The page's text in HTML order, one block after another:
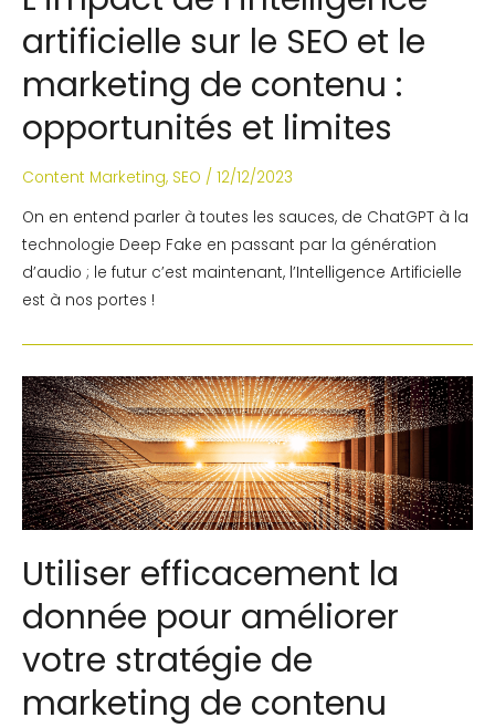
artificielle sur le SEO et le
marketing de contenu :
opportunités et limites
Content Marketing, SEO / 12/12/2023
On en entend parler à toutes les sauces, de ChatGPT à la
technologie Deep Fake en passant par la génération
d’audio ; le futur c’est maintenant, l’Intelligence Artificielle
est à nos portes !
Utiliser efficacement la
donnée pour améliorer
votre stratégie de
marketing de contenu